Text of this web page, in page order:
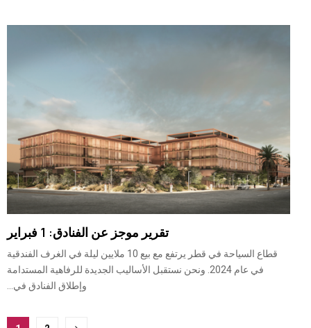
تقرير موجز عن الفنادق: 1 فبراير
قطاع السياحة في قطر يرتفع مع بيع 10 ملايين ليلة في الغرف الفندقية
في عام 2024. ونحن نستقبل الأساليب الجديدة للرفاهية المستدامة
وإطلاق الفنادق في...